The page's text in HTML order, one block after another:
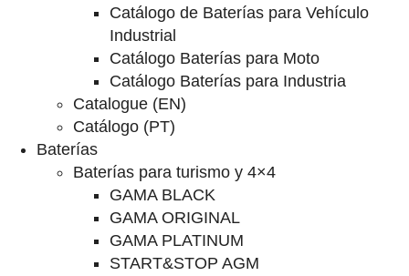
Catálogo de Baterías para Vehículo
Industrial
Catálogo Baterías para Moto
Catálogo Baterías para Industria
Catalogue (EN)
Catálogo (PT)
Baterías
Baterías para turismo y 4×4
GAMA BLACK
GAMA ORIGINAL
GAMA PLATINUM
START&STOP AGM